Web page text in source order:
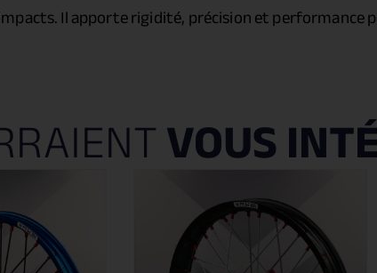
Il apporte rigidité, précision et performance
VOUS